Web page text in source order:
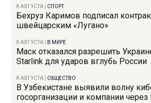
8 АВГУСТА СПОРТ
Бехруз Каримов подписал
швейцарским «Лугано»
8 АВГУСТА В МИРЕ
Маск отказался разрешить
Starlink для ударов вглубь России
8 АВГУСТА ОБЩЕСТВО
В Узбекистане выявили волну
госорганизации и компании через